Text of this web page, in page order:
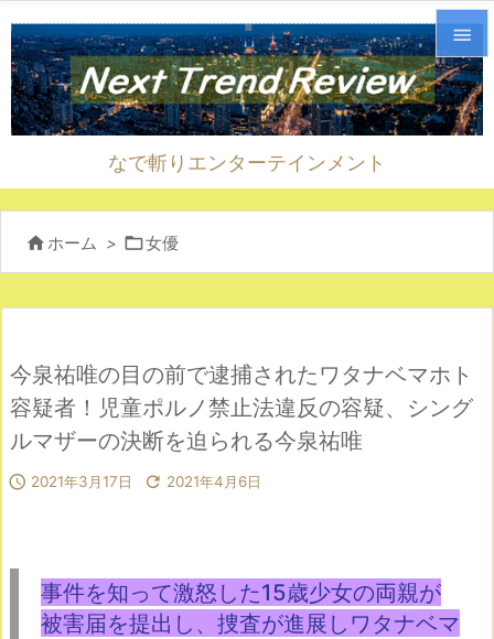


メニュ

なで斬りエンターテインメント
ホーム > 女優
今泉祐唯の目の前で逮捕されたワタナベマホト
容疑者！児童ポルノ禁止法違反の容疑、シング
ルマザーの決断を迫られる今泉祐唯
 2021年3月17日  2021年4月6日
事件を知って激怒した15歳少女の両親が
被害届を提出し、捜査が進展しワタナベマ